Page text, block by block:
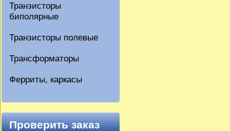
Транзисторы
биполярные
Транзисторы полевые
Трансформаторы
Ферриты, каркасы
Проверить заказ